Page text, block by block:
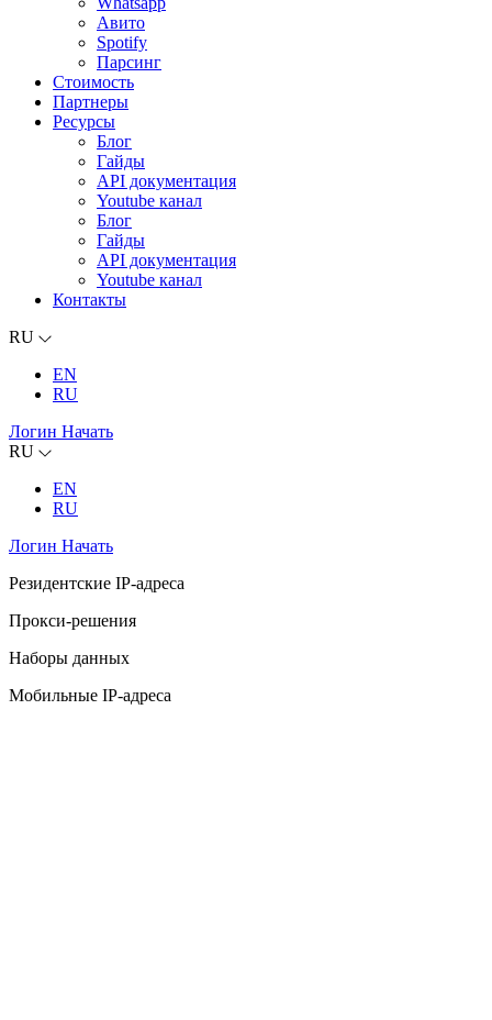
Авито
Spotify
Парсинг
Стоимость
Партнеры
Ресурсы
Блог
Гайды
API документация
Youtube канал
Блог
Гайды
API документация
Youtube канал
Контакты
RU
EN
RU
Логин Начать
RU
EN
RU
Логин Начать
Резидентские IP-адреса
Прокси-решения
Наборы данных
Мобильные IP-адреса